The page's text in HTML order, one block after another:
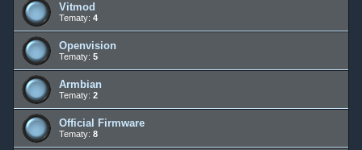
Vitmod
Tematy: 4
Openvision
Tematy: 5
Armbian
Tematy: 2
Official Firmware
Tematy: 8